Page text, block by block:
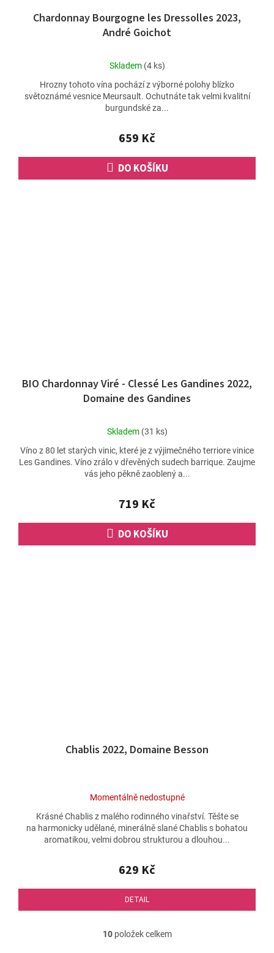
Chardonnay Bourgogne les Dressolles 2023,
André Goichot
Průměrné
produktu
je
4,5
5
hvězdiček.
Skladem (4 ks)
659 Kč
DO KOŠÍKU
Hrozny tohoto vína pochází z výborné polohy blízko
světoznámé vesnice Meursault. Ochutnáte tak velmi kvalitní
burgundské za...
BIO Chardonnay Viré - Clessé Les Gandines 2022,
Domaine des Gandines
Průměrné
produktu
je
5,0
5
hvězdiček.
Skladem (31 ks)
719 Kč
DO KOŠÍKU
Víno z 80 let starých vinic, které je z výjimečného terriore vinice
Les Gandines. Víno zrálo v dřevěných sudech barrique. Zaujme
vás jeho pěkně zaoblený a...
Chablis 2022, Domaine Besson
Průměrné
produktu
je
4,7
5
hvězdiček.
Momentálně nedostupné
629 Kč
DETAIL
Krásné Chablis z malého rodinného vinařství. Těšte se
na harmonicky udělané, minerálně slané Chablis s bohatou
aromatikou, velmi dobrou strukturou a dlouhou...
O
10položek celkem